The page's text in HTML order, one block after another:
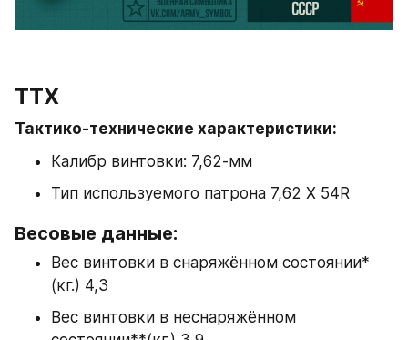
ТТХ
Тактико-технические характеристики:
Калибр винтовки: 7,62-мм
Тип используемого патрона 7,62 Х 54R
Весовые данные:
Вес винтовки в снаряжённом состоянии*
(кг.) 4,3
Вес винтовки в неснаряжённом